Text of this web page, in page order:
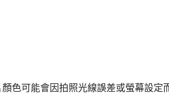
色可能會因拍照光線誤差或螢幕設